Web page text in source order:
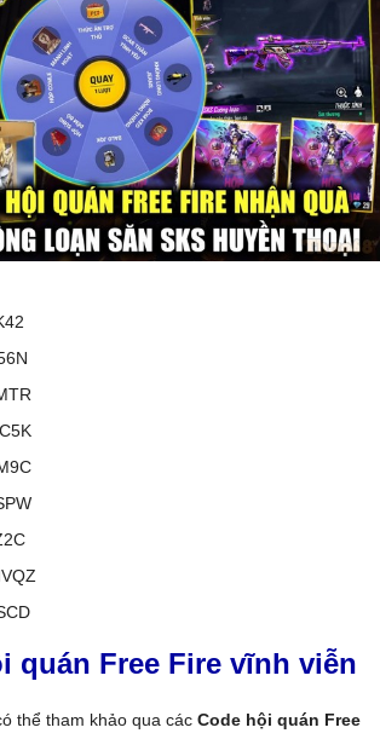
quán Free Fire vĩnh viễn
thể tham khảo qua các Code hội quán Free